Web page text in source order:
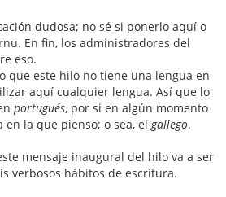
dudosa; no sé si ponerlo aquí o
En fin, los administradores del
eso.
que este hilo no tiene una lengua en
aquí cualquier lengua. Así que lo
portugués, por si en algún momento
en la que pienso; o sea, elgallego.
mensaje inaugural del hilo va a ser
verbosos hábitos de escritura.